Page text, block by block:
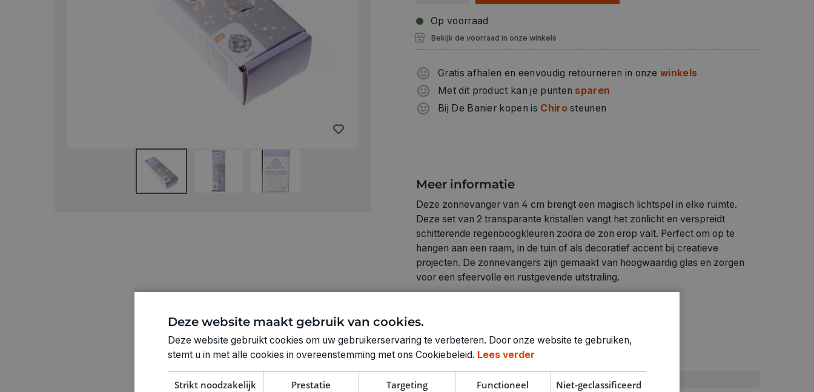
Op voorraad
Bekijk de voorraad in onze winkels
Gratis afhalen en eenvoudig retourneren in onzewinkels
Met dit product kan je punten sparen
Bij De Banier kopen is Chirosteunen
Meer informatie
Deze zonnevanger van 4 cm brengt een magisch lichtspel in elke ruimte.
Deze set van 2 transparante kristallen vangt het zonlicht en verspreidt
schitterende regenboogkleuren zodra de zon erop valt. Perfect om op te
hangen aan een raam, in de tuin of als decoratief accent bij creatieve
projecten. De zonnevangers zijn gemaakt van hoogwaardig glas en zorgen
voor een sfeervolle en rustgevende uitstraling.
Technische specificaties
Allerlei
Deze website maakt gebruik van cookies.
Deze website gebruikt cookies om uw gebruikerservaring te verbeteren. Door onze website te gebruiken,
stemt u in met alle cookies in overeenstemming met ons Cookiebeleid. Lees verder
Strikt noodzakelijk Prestatie Targeting Functioneel Niet-geclassificeerd